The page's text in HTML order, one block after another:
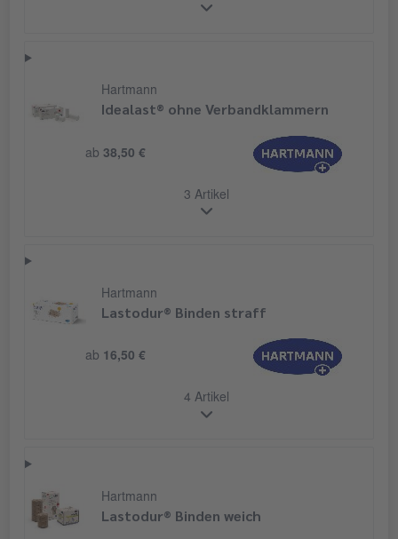
Hartmann
Idealast® ohne Verbandklammern
ab 38,50 €
3 Artikel
Hartmann
Lastodur® Binden straff
ab 16,50 €
4 Artikel
Hartmann
Lastodur® Binden weich